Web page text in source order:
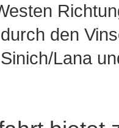
den
Lana